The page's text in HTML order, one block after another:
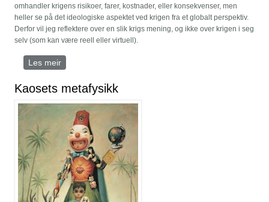
omhandler krigens risikoer, farer, kostnader, eller konsekvenser, men
heller se på det ideologiske aspektet ved krigen fra et globalt perspektiv.
Derfor vil jeg reflektere over en slik krigs mening, og ikke over krigen i seg
selv (som kan være reell eller virtuell).
Les meir
Kaosets metafysikk